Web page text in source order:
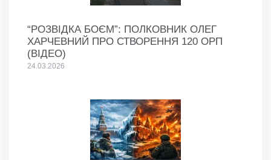
“РОЗВІДКА БОЄМ”: ПОЛКОВНИК ОЛЕГ
ХАРЧЕВНИЙ ПРО СТВОРЕННЯ 120 ОРП
(ВІДЕО)
24.03.2026